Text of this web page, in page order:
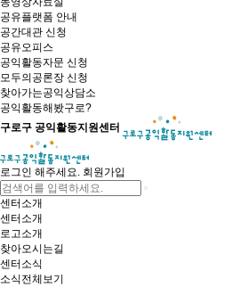
공유플랫폼 안내
공간대관 신청
공유오피스
공익활동자문 신청
모두의공론장 신청
찾아가는공익상담소
공익활동해봤구로?
구로구 공익활동지원센터
로그인 해주세요. 회원가입
센터소개
센터소개
로고소개
찾아오시는길
센터소식
소식전체보기